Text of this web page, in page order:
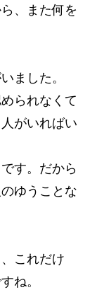
、また何を
ました。
られなくて
がいればい
す。だから
ゆうことな
これだけ
ね。